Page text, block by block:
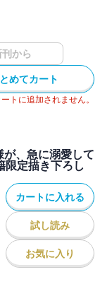
エーヌを溺愛する
その理由となった
、前世とも呼べ
った公爵に手を差
エーヌであった。
爵の心を徐々に溶
の胸には、マリエ
押し寄せる。
事態は思わぬ方向
刊から
めてカート
トに追加されません。
が、急に溺愛して
限定描き下ろし
カートに入れる
試し読み
お気に入り